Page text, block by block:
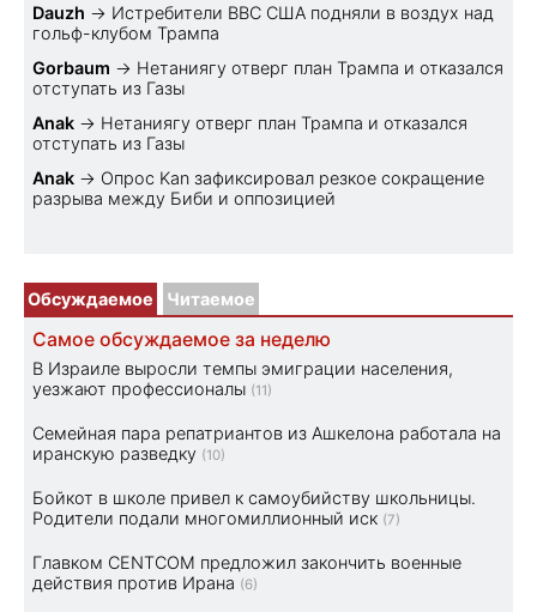
Dauzh → Истребители ВВС США подняли в воздух над
гольф-клубом Трампа
Gorbaum → Нетаниягу отверг план Трампа и отказался
отступать из Газы
Anak → Нетаниягу отверг план Трампа и отказался
отступать из Газы
Anak → Опрос Kan зафиксировал резкое сокращение
разрыва между Биби и оппозицией
Обсуждаемое Читаемое
Самое обсуждаемое за неделю
В Израиле выросли темпы эмиграции населения,
уезжают профессионалы (11)
Семейная пара репатриантов из Ашкелона работала на
иранскую разведку (10)
Бойкот в школе привел к самоубийству школьницы.
Родители подали многомиллионный иск (7)
Главком CENTCOM предложил закончить военные
действия против Ирана (6)